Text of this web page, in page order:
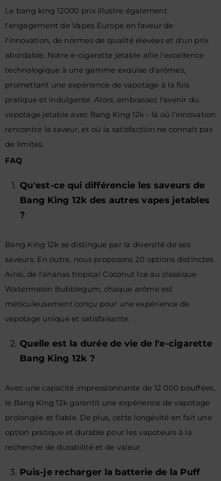
Le bang king 12000 prix illustre également
l'engagement de Vapes Europe en faveur de
l'innovation, de normes de qualité élevées et d'un prix
abordable. Notre e-cigarette jetable allie l'excellence
technologique à une gamme exquise d'arômes,
promettant une expérience de vapotage à la fois
pratique et indulgente. Alors, embrassez l'avenir du
vapotage jetable avec Bang King 12k - là où l'innovation
rencontre la saveur, et où la satisfaction ne connaît pas
de limites.
FAQ
Qu'est-ce qui différencie les saveurs de
Bang King 12k des autres vapes jetables
?
Bang King 12k se distingue par la diversité de ses
saveurs. En outre, nous proposons 20 options distinctes.
Ainsi, de l'ananas tropical Coconut Ice au classique
Watermelon Bubblegum, chaque arôme est
méticuleusement conçu pour une expérience de
vapotage unique et satisfaisante.
Quelle est la durée de vie de l'e-cigarette
Bang King 12k ?
Avec une capacité impressionnante de 12 000 bouffées,
le Bang King 12k garantit une expérience de vapotage
prolongée et fiable. De plus, cette longévité en fait une
option pratique et durable pour les vapoteurs à la
recherche de durabilité et de valeur.
Puis-je recharger la batterie de la Puff